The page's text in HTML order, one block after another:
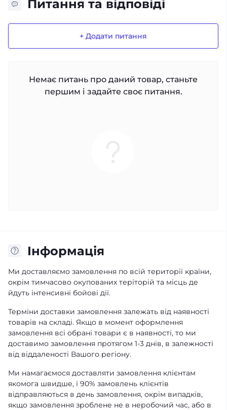
Питання та відповіді
+ Додати питання
Немає питань про даний товар, станьте
першим і задайте своє питання.
Iнформація
Ми доставляємо замовлення по всій території країни,
окрім тимчасово окупованих теріторій та місць де
йдуть інтенсивні бойові дії.
Терміни доставки замовлення залежать від наявності
товарів на складі. Якщо в момент оформлення
замовлення всі обрані товари є в наявності, то ми
доставимо замовлення протягом 1-3 днів, в залежності
від віддаленості Вашого регіону.
Ми намагаємося доставляти замовлення клієнтам
якомога швидше, і 90% замовлень клієнтів
відправляються в день замовлення, окрім випадків,
якщо замовлення зроблене не в неробочий час, або в